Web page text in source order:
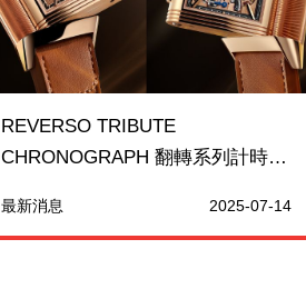
REVERSO TRIBUTE
CHRONOGRAPH 翻轉系列計時腕
最新消息 2025-07-14